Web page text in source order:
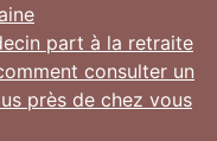
part à la retraite
consulter un
près de chez vous